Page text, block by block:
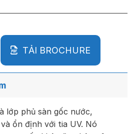
TẢI BROCHURE
lớp phủ sàn gốc nước,
ổn định với tia UV. Nó